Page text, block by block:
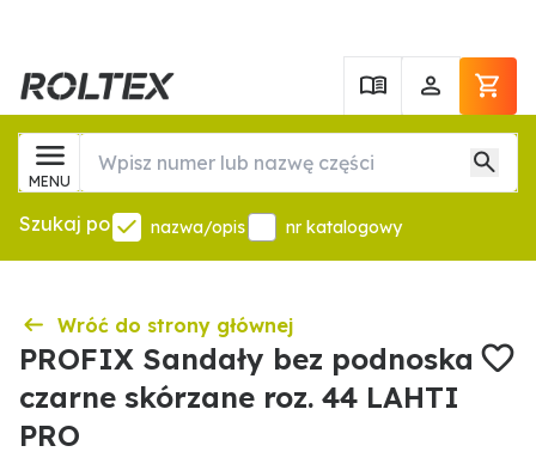
MENU
Szukaj po nazwa/opis nr katalogowy
Wróć do strony głównej
PROFIX Sandały bez podnoska
czarne skórzane roz. 44 LAHTI
PRO